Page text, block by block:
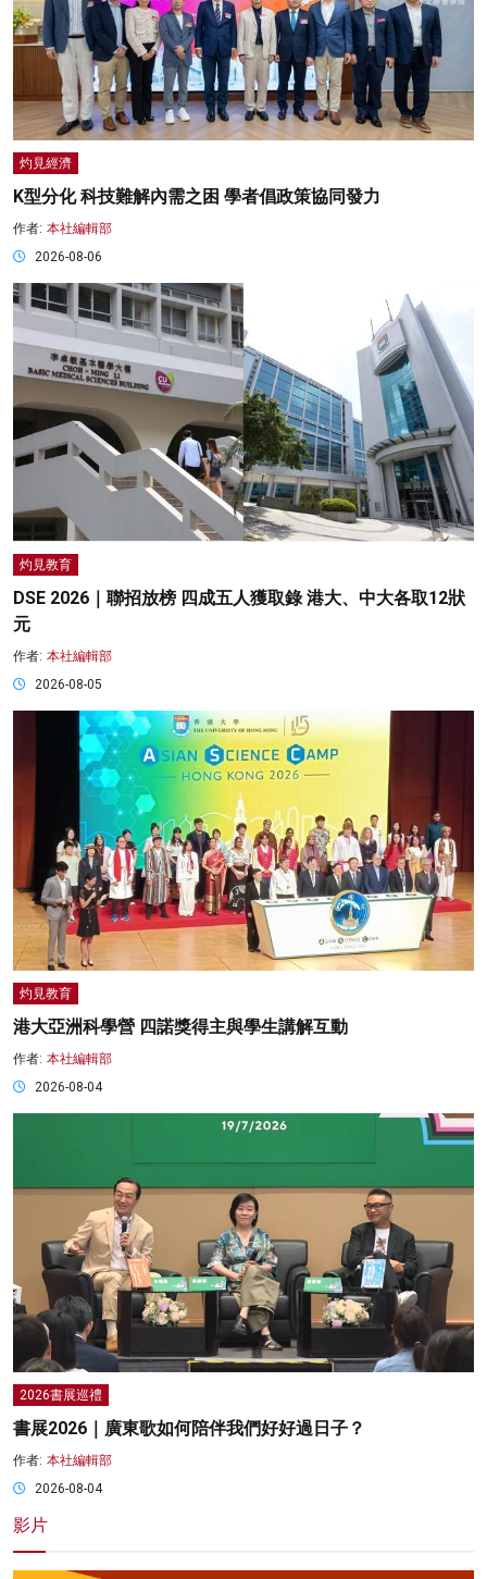
灼見經濟
K型分化 科技難解內需之困 學者倡政策協同發力
作者: 本社編輯部
2026-08-06
灼見教育
DSE 2026｜聯招放榜 四成五人獲取錄 港大、中大各取12狀
元
作者: 本社編輯部
2026-08-05
灼見教育
港大亞洲科學營 四諾獎得主與學生講解互動
作者: 本社編輯部
2026-08-04
2026書展巡禮
書展2026｜廣東歌如何陪伴我們好好過日子？
作者: 本社編輯部
2026-08-04
影片